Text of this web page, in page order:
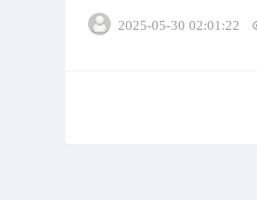
详情和评分，你蕞想去哪一
2025-05-30 02:01:22